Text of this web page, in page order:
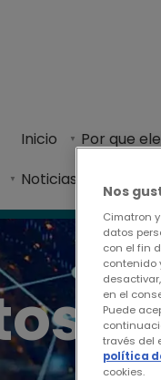
Inicio Por que
Noticias y Eventos
cursos de
Nos
Cimatron
datos
con el fin
contenido
en el
Puede
través del
política
cookies.